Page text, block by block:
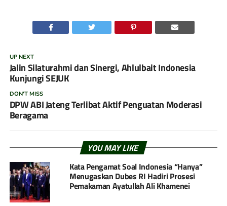
UP NEXT
Jalin Silaturahmi dan Sinergi, Ahlulbait Indonesia
Kunjungi SEJUK
DON'T MISS
DPW ABI Jateng Terlibat Aktif Penguatan Moderasi
Beragama
YOU MAY LIKE
Kata Pengamat Soal Indonesia “Hanya”
Menugaskan Dubes RI Hadiri Prosesi
Pemakaman Ayatullah Ali Khamenei